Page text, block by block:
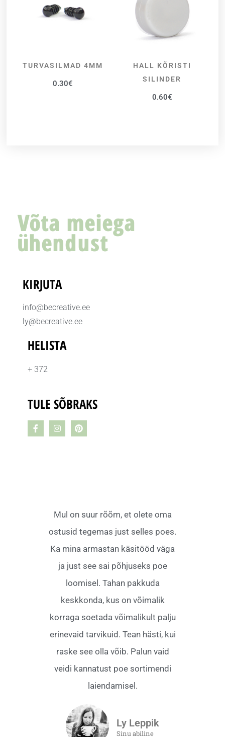
LISA KORVI
TURVASILMAD 4MM
0.30€
LISA KORVI
HALL KÕRISTI
SILINDER
0.60€
Mul on suur rõõm, et olete oma
ostusid tegemas just selles poes.
Ka mina armastan käsitööd väga
ja just see sai põhjuseks poe
loomisel. Tahan pakkuda
keskkonda, kus on võimalik
korraga soetada võimalikult palju
erinevaid tarvikuid. Tean hästi, kui
raske see olla võib. Palun vaid
veidi kannatust poe sortimendi
laiendamisel.
Ly Leppik
Sinu abiline
Võta meiega
ühendust
KIRJUTA
info@becreative.ee
ly@becreative.ee
HELISTA
+ 372
TULE SÕBRAKS